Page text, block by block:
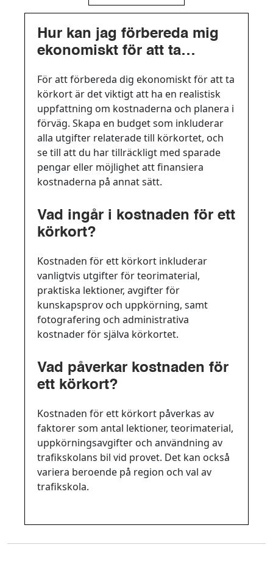
Hur kan jag förbereda mig
ekonomiskt för att ta
För att förbereda dig ekonomiskt för att ta
körkort är det viktigt att ha en realistisk
uppfattning om kostnaderna och planera i
förväg. Skapa en budget som inkluderar
alla utgifter relaterade till körkortet, och
se till att du har tillräckligt med sparade
pengar eller möjlighet att finansiera
kostnaderna på annat sätt.
Vad ingår i kostnaden för ett
körkort?
Kostnaden för ett körkort inkluderar
vanligtvis utgifter för teorimaterial,
praktiska lektioner, avgifter för
kunskapsprov och uppkörning, samt
fotografering och administrativa
kostnader för själva körkortet.
Vad påverkar kostnaden för
ett körkort?
Kostnaden för ett körkort påverkas av
faktorer som antal lektioner, teorimaterial,
uppkörningsavgifter och användning av
trafikskolans bil vid provet. Det kan också
variera beroende på region och val av
trafikskola.